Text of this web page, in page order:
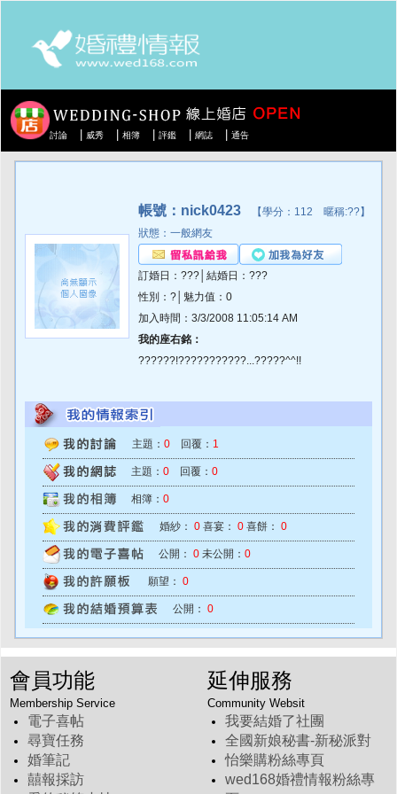
討論 威秀 相簿 評鑑 網誌 通告
帳號：nick0423 【學分：112 暱稱:??】
狀態：一般網友
訂婚日：???│結婚日：???
性別：?│魅力值：0
加入時間：3/3/2008 11:05:14 AM
我的座右銘：
??????!???????????...?????^^!!
主題： 0 回覆： 1
主題： 0 回覆： 0
相簿： 0
婚紗： 0 喜宴： 0 喜餅： 0
公開： 0 未公開： 0
願望： 0
公開： 0
會員功能
Membership Service
電子喜帖
尋寶任務
婚筆記
囍報採訪
延伸服務
Community Websit
我要結婚了社團
全國新娘秘書-新秘派對
怡樂購粉絲專頁
wed168婚禮情報粉絲專